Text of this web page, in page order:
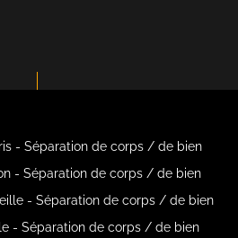
- Séparation de corps / de bien
- Séparation de corps / de bien
- Séparation de corps / de bien
- Séparation de corps / de bien